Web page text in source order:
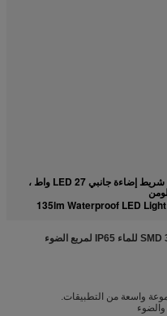
شريط ضوء جانبي LED SMD3030 ، شريط إضاءة جانبي LED 27 واط ،
135lm Waterproof LED